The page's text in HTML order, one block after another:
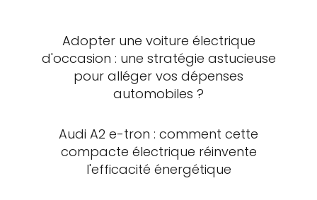
Adopter une voiture électrique
d'occasion : une stratégie astucieuse
pour alléger vos dépenses
automobiles ?
Audi A2 e-tron : comment cette
compacte électrique réinvente
l'efficacité énergétique